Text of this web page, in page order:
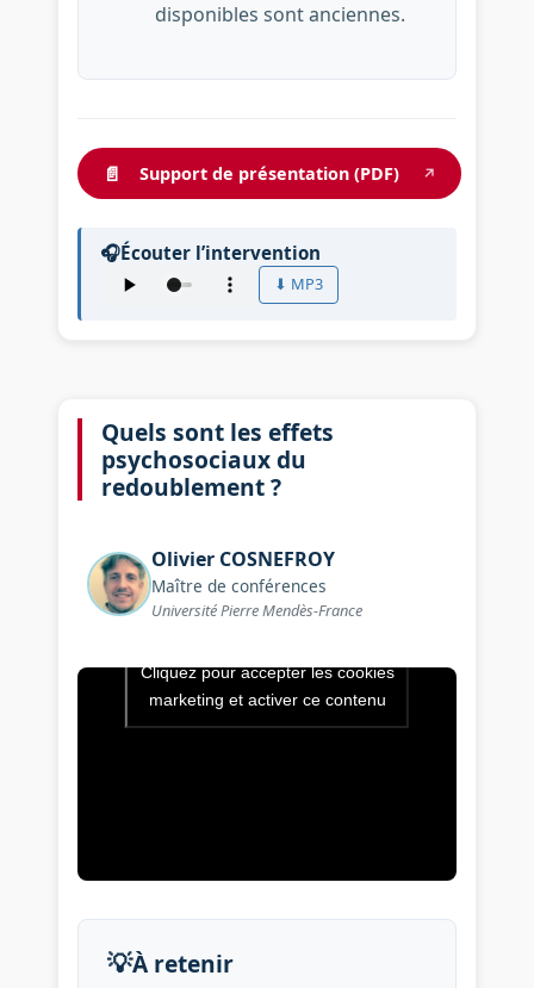
disponibles sont anciennes.
📄 Support de présentation (PDF) ↗
🎧Écouter l’intervention
Audio : Quels sont les effets du redoublement
⬇ MP3
Quels sont les effets
psychosociaux du
redoublement ?
Olivier COSNEFROY
Maître de conférences
Université Pierre Mendès-France
Vidéo de l’intervention :
Cliquez pour accepter les cookies
marketing et activer ce contenu
💡À retenir